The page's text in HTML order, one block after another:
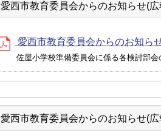
愛西市教育委員会からのお知らせ(
愛西市教育委員会からのお知ら
佐屋小学校準備委員会に係る各検討部会
愛西市教育委員会からのお知らせ(